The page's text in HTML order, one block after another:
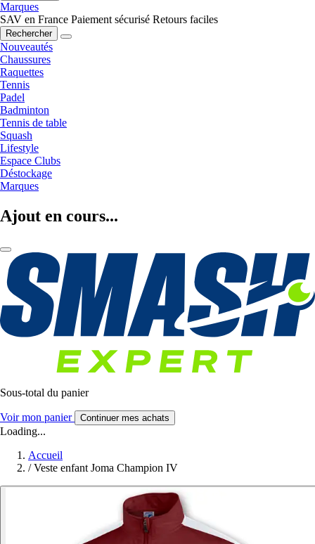
Marques
SAV en France Paiement sécurisé Retours faciles
Rechercher
Nouveautés
Chaussures
Raquettes
Tennis
Padel
Badminton
Tennis de table
Squash
Lifestyle
Espace Clubs
Déstockage
Marques
Ajout en cours...
Sous-total du panier
Voir mon panier Continuer mes achats
Loading...
Accueil
/ Veste enfant Joma Champion IV